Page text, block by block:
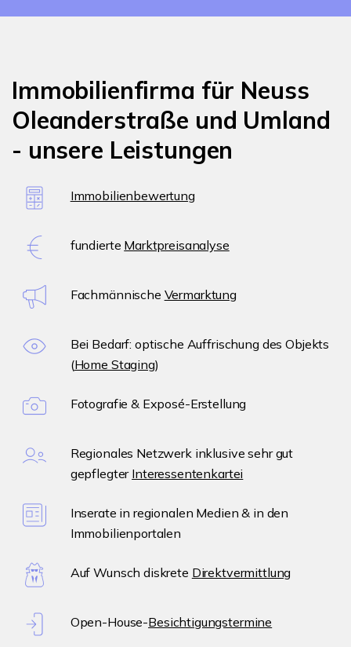
Immobilienfirma für Neuss
Oleanderstraße und Umland
- unsere Leistungen
Immobilienbewertung
fundierte Marktpreisanalyse
Fachmännische Vermarktung
Bei Bedarf: optische Auffrischung des Objekts
(Home Staging)
Fotografie & Exposé-Erstellung
Regionales Netzwerk inklusive sehr gut
gepflegter Interessentenkartei
Inserate in regionalen Medien & in den
Immobilienportalen
Auf Wunsch diskrete Direktvermittlung
Open-House-Besichtigungstermine